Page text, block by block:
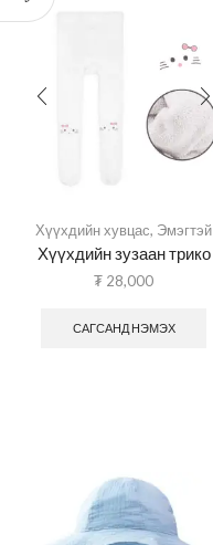
Хүүхдийн хувцас, Эмэгтэй
Хүүхдийн зузаан трико
₮ 28,000
САГСАНД НЭМЭХ